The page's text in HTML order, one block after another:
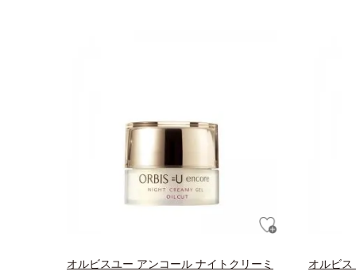
オルビスユー アンコール ナイトクリーミ
オルビ